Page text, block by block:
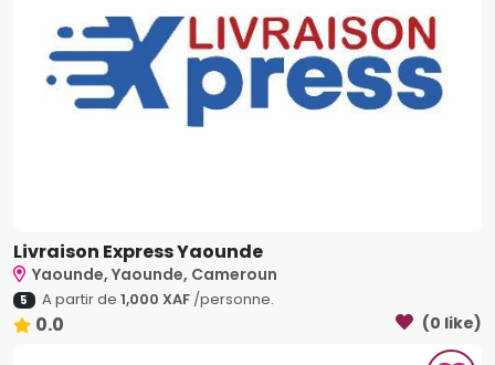
Livraison Express Yaounde
Yaounde, Yaounde, Cameroun
5 A partir de 1,000 XAF/personne.
0.0 (0 like)